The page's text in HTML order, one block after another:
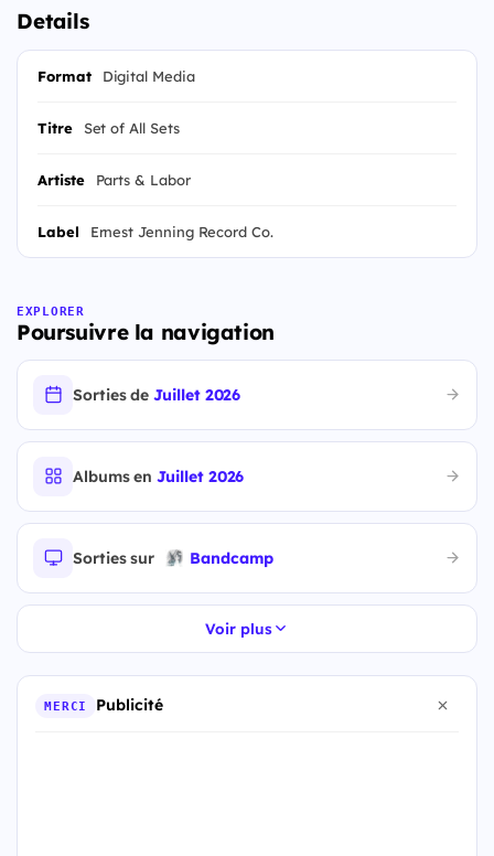
Details
Format Digital Media
Titre Set of All Sets
Artiste Parts & Labor
Label Ernest Jenning Record Co.
EXPLORER
Poursuivre la navigation
Sorties deJuillet 2026
Albums enJuillet 2026
Sorties sur Bandcamp
Voir plus
MERCI Publicité